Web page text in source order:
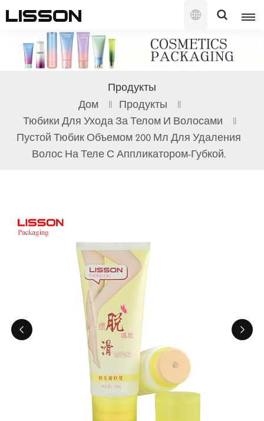
Русский
English
français
русский
español
한국의
ไทย
Tiếng việt
中文
Продукты
Дом
Продукты
Тюбики Для Ухода За Телом И Волосами
Пустой Тюбик Объемом 200 Мл Для Удаления
Волос На Теле С Аппликатором-Губкой.